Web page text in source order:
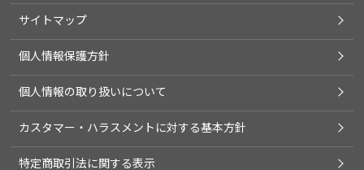
サイトマップ
個人情報保護方針
個人情報の取り扱いについて
カスタマー・ハラスメントに対する基本方針
特定商取引法に関する表示